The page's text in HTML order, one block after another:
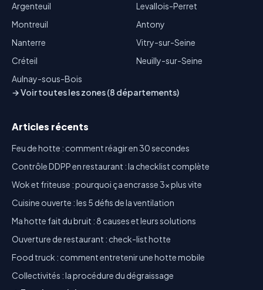
Argenteuil
Montreuil
Nanterre
Créteil
Aulnay-sous-Bois
Levallois-Perret
Antony
Vitry-sur-Seine
Neuilly-sur-Seine
→ Voir toutes les zones (8 départements)
Articles récents
Feu de hotte : comment réagir en 30 secondes
Contrôle DDPP en restaurant : la checklist complète
Wok et friteuse : pourquoi ça encrasse 3x plus vite
Cuisine ouverte : les 5 défis de la ventilation
Ma hotte fait du bruit : 8 causes et leurs solutions
Ouverture de restaurant : check-list hotte
Food truck : comment entretenir une hotte mobile
Collectivités : la procédure du dégraissage